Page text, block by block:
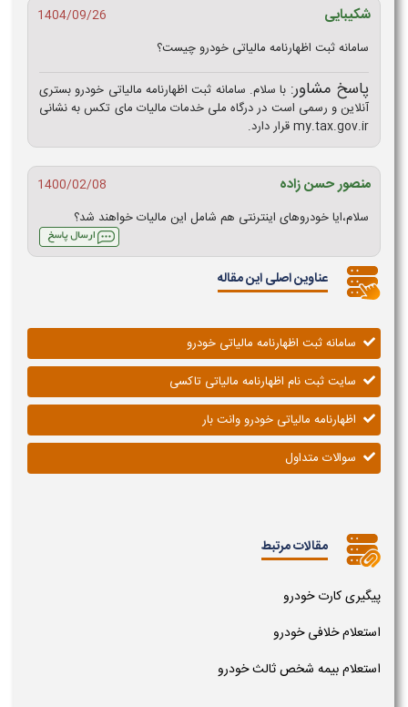
شکیبایی
1404/09/26
سامانه ثبت اظهارنامه مالیاتی خودرو چیست؟
پاسخ مشاور: با سلام. سامانه ثبت اظهارنامه مالیاتی خودرو بستری
آنلاین و رسمی است در درگاه ملی خدمات مالیات مای تکس به نشانی
my.tax.gov.ir قرار دارد.
منصور حسن زاده
1400/02/08
سلام،ایا خودروهای اینترنتی هم شامل این مالیات خواهند شد؟
عناوین اصلی این مقاله
سامانه ثبت اظهارنامه مالیاتی خودرو
سایت ثبت نام اظهارنامه مالیاتی تاکسی
اظهارنامه مالیاتی خودرو وانت بار
سوالات متداول
مقالات مرتبط
پیگیری کارت خودرو
استعلام خلافی خودرو
استعلام بیمه شخص ثالث خودرو